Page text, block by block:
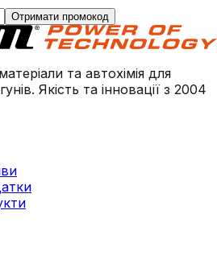
Отримати промокод
та автохімія для
Якість та інновації з 2004